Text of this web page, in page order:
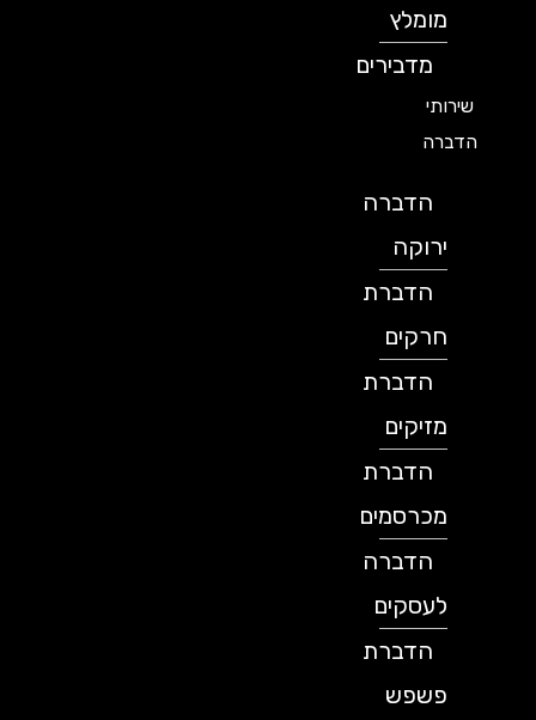
מומלץ
מדבירים
שירותי
הדברה
הדברה
ירוקה
הדברת
חרקים
הדברת
מזיקים
הדברת
מכרסמים
הדברה
לעסקים
הדברת
פשפש